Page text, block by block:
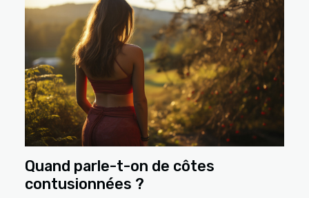
Quand parle-t-on de côtes
contusionnées ?